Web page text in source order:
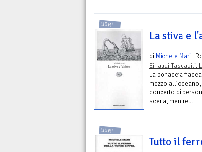
LIBRI
La stiva e
di Michele Mari |
Einaudi Tascabili.
La bonaccia
mezzo
concerto di
scena, mentre...
LIBRI
Tutto il